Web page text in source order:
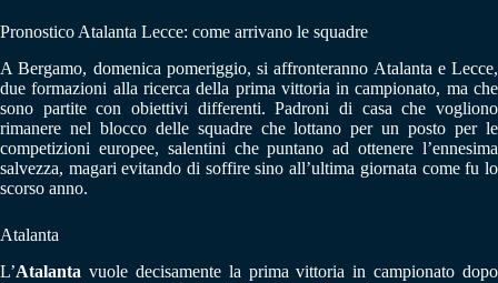
Pronostico Atalanta Lecce: come arrivano le squadre
A Bergamo, domenica pomeriggio, si affronteranno Atalanta e Lecce,
due formazioni alla ricerca della prima vittoria in campionato, ma che
sono partite con obiettivi differenti. Padroni di casa che vogliono
rimanere nel blocco delle squadre che lottano per un posto per le
competizioni europee, salentini che puntano ad ottenere l’ennesima
salvezza, magari evitando di soffire sino all’ultima giornata come fu lo
scorso anno.
Atalanta
L’Atalanta vuole decisamente la prima vittoria in campionato dopo